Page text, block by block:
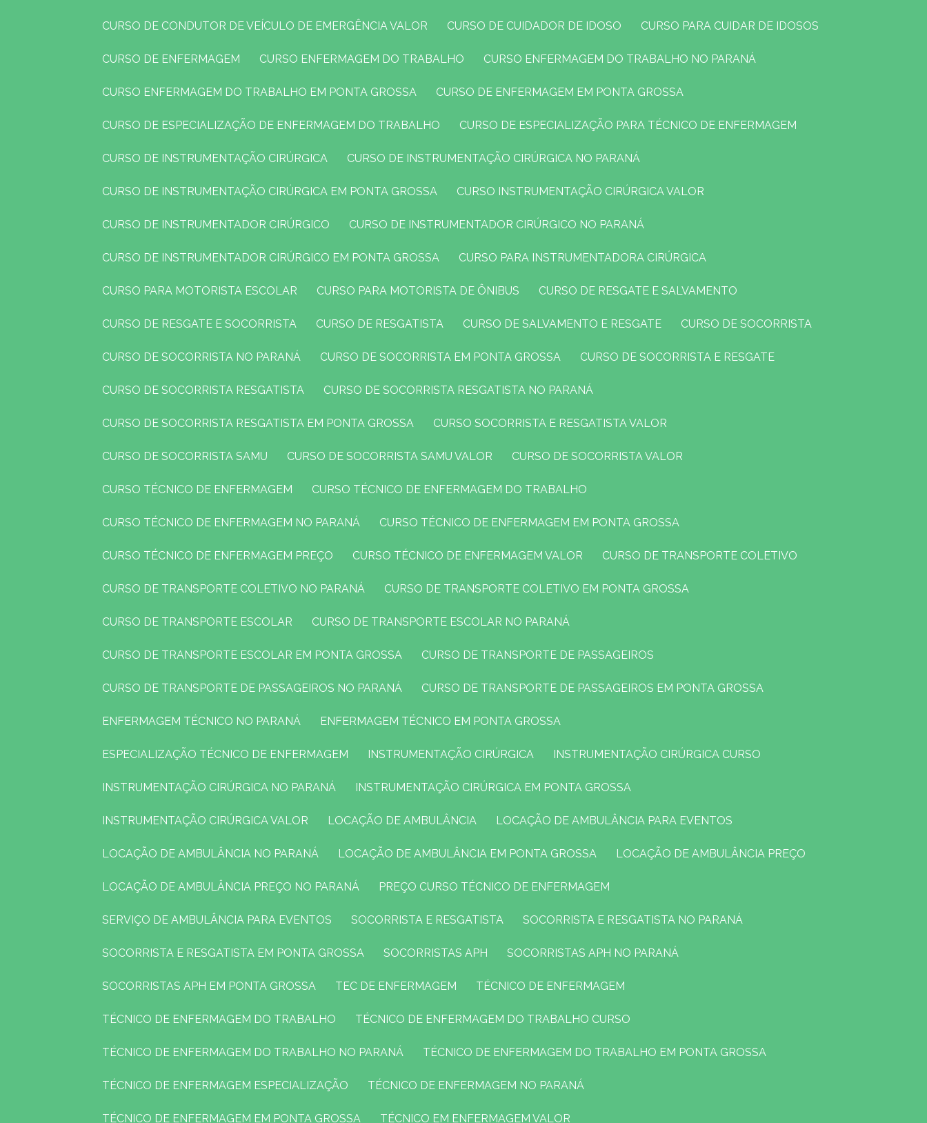
CURSO DE CONDUTOR DE VEÍCULO DE EMERGÊNCIA VALOR CURSO DE CUIDADOR DE IDOSO CURSO PARA CUIDAR DE IDOSOS
CURSO DE ENFERMAGEM CURSO ENFERMAGEM DO TRABALHO CURSO ENFERMAGEM DO TRABALHO NO PARANÁ
CURSO ENFERMAGEM DO TRABALHO EM PONTA GROSSA CURSO DE ENFERMAGEM EM PONTA GROSSA
CURSO DE ESPECIALIZAÇÃO DE ENFERMAGEM DO TRABALHO CURSO DE ESPECIALIZAÇÃO PARA TÉCNICO DE ENFERMAGEM
CURSO DE INSTRUMENTAÇÃO CIRÚRGICA CURSO DE INSTRUMENTAÇÃO CIRÚRGICA NO PARANÁ
CURSO DE INSTRUMENTAÇÃO CIRÚRGICA EM PONTA GROSSA CURSO INSTRUMENTAÇÃO CIRÚRGICA VALOR
CURSO DE INSTRUMENTADOR CIRÚRGICO CURSO DE INSTRUMENTADOR CIRÚRGICO NO PARANÁ
CURSO DE INSTRUMENTADOR CIRÚRGICO EM PONTA GROSSA CURSO PARA INSTRUMENTADORA CIRÚRGICA
CURSO PARA MOTORISTA ESCOLAR CURSO PARA MOTORISTA DE ÔNIBUS CURSO DE RESGATE E SALVAMENTO
CURSO DE RESGATE E SOCORRISTA CURSO DE RESGATISTA CURSO DE SALVAMENTO E RESGATE CURSO DE SOCORRISTA
CURSO DE SOCORRISTA NO PARANÁ CURSO DE SOCORRISTA EM PONTA GROSSA CURSO DE SOCORRISTA E RESGATE
CURSO DE SOCORRISTA RESGATISTA CURSO DE SOCORRISTA RESGATISTA NO PARANÁ
CURSO DE SOCORRISTA RESGATISTA EM PONTA GROSSA CURSO SOCORRISTA E RESGATISTA VALOR
CURSO DE SOCORRISTA SAMU CURSO DE SOCORRISTA SAMU VALOR CURSO DE SOCORRISTA VALOR
CURSO TÉCNICO DE ENFERMAGEM CURSO TÉCNICO DE ENFERMAGEM DO TRABALHO
CURSO TÉCNICO DE ENFERMAGEM NO PARANÁ CURSO TÉCNICO DE ENFERMAGEM EM PONTA GROSSA
CURSO TÉCNICO DE ENFERMAGEM PREÇO CURSO TÉCNICO DE ENFERMAGEM VALOR CURSO DE TRANSPORTE COLETIVO
CURSO DE TRANSPORTE COLETIVO NO PARANÁ CURSO DE TRANSPORTE COLETIVO EM PONTA GROSSA
CURSO DE TRANSPORTE ESCOLAR CURSO DE TRANSPORTE ESCOLAR NO PARANÁ
CURSO DE TRANSPORTE ESCOLAR EM PONTA GROSSA CURSO DE TRANSPORTE DE PASSAGEIROS
CURSO DE TRANSPORTE DE PASSAGEIROS NO PARANÁ CURSO DE TRANSPORTE DE PASSAGEIROS EM PONTA GROSSA
ENFERMAGEM TÉCNICO NO PARANÁ ENFERMAGEM TÉCNICO EM PONTA GROSSA
ESPECIALIZAÇÃO TÉCNICO DE ENFERMAGEM INSTRUMENTAÇÃO CIRÚRGICA INSTRUMENTAÇÃO CIRÚRGICA CURSO
INSTRUMENTAÇÃO CIRÚRGICA NO PARANÁ INSTRUMENTAÇÃO CIRÚRGICA EM PONTA GROSSA
INSTRUMENTAÇÃO CIRÚRGICA VALOR LOCAÇÃO DE AMBULÂNCIA LOCAÇÃO DE AMBULÂNCIA PARA EVENTOS
LOCAÇÃO DE AMBULÂNCIA NO PARANÁ LOCAÇÃO DE AMBULÂNCIA EM PONTA GROSSA LOCAÇÃO DE AMBULÂNCIA PREÇO
LOCAÇÃO DE AMBULÂNCIA PREÇO NO PARANÁ PREÇO CURSO TÉCNICO DE ENFERMAGEM
SERVIÇO DE AMBULÂNCIA PARA EVENTOS SOCORRISTA E RESGATISTA SOCORRISTA E RESGATISTA NO PARANÁ
SOCORRISTA E RESGATISTA EM PONTA GROSSA SOCORRISTAS APH SOCORRISTAS APH NO PARANÁ
SOCORRISTAS APH EM PONTA GROSSA TEC DE ENFERMAGEM TÉCNICO DE ENFERMAGEM
TÉCNICO DE ENFERMAGEM DO TRABALHO TÉCNICO DE ENFERMAGEM DO TRABALHO CURSO
TÉCNICO DE ENFERMAGEM DO TRABALHO NO PARANÁ TÉCNICO DE ENFERMAGEM DO TRABALHO EM PONTA GROSSA
TÉCNICO DE ENFERMAGEM ESPECIALIZAÇÃO TÉCNICO DE ENFERMAGEM NO PARANÁ
TÉCNICO DE ENFERMAGEM EM PONTA GROSSA TÉCNICO EM ENFERMAGEM VALOR